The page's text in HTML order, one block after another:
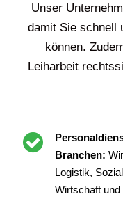
Unser
damit Sie schnell
können.
Leiharbeit
Branchen:
Logistik,
Wirtschaft und